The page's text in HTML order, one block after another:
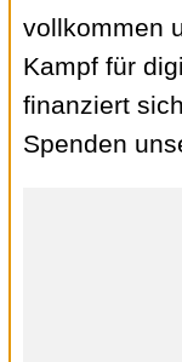
vollkommen
Kampf für
finanziert
Spenden